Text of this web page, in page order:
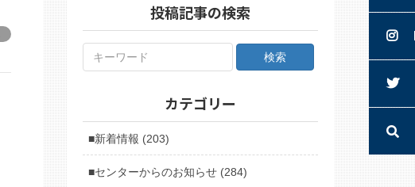
投稿記事の検索
カテゴリー
■新着情報 (203)
■センターからのお知らせ (284)